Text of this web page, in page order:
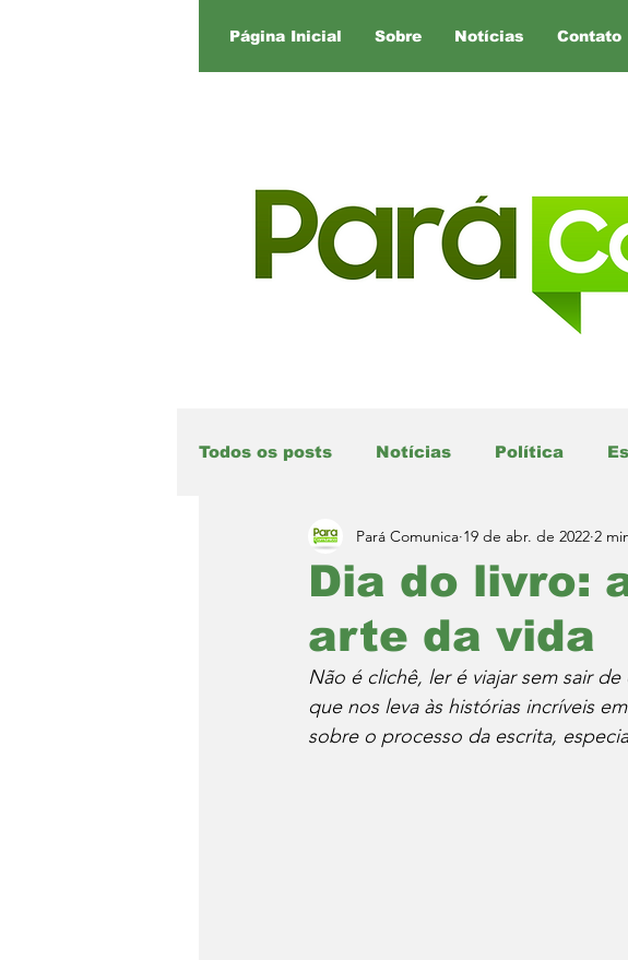
Página Inicial Sobre Notícias Contato
Todos os posts Notícias Política
Dia do livro:
arte da vida
Pará Comunica 19 de abr. de 2022 2
Não é clichê, ler é viajar sem sair
que nos leva às histórias incríveis
sobre o processo da escrita,